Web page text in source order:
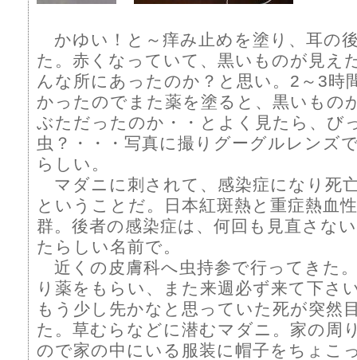
かゆい！と～痒み止めを塗り、耳の
た。赤くなっていて、黒いものが見え
んな所にあったのか？と思い。2～3時
かったのでまた薬を塗ると、黒いもの
ぶただったのか・・とよく見たら、
虫？・・・写真に撮りグーグルレンズ
らしい。
マダニに刺されて、感染症になり死
ということだ。日本紅斑熱と重症熱血
群。後者の感染症は、何回も見直さな
たらしい名前で。
近くの皮膚科へ虫持参で行ってきた
り薬をもらい、また来週必ず来て下さ
もう少し先かなと思っていた死が突然
た。草むらなどに潜むマダニ。家の周
ので家の中にいる服装に帽子をちょこ